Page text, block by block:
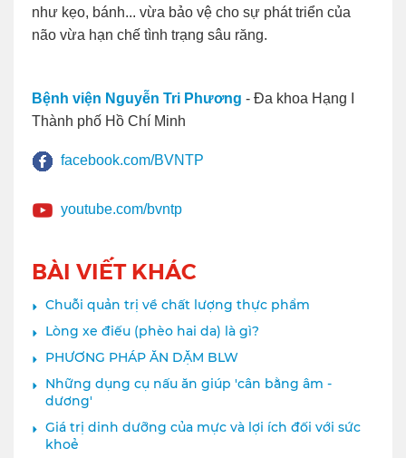
như kẹo, bánh... vừa bảo vệ cho sự phát triển của
não vừa hạn chế tình trạng sâu răng.
Bệnh viện Nguyễn Tri Phương - Đa khoa Hạng I
Thành phố Hồ Chí Minh
facebook.com/BVNTP
youtube.com/bvntp
BÀI VIẾT KHÁC
Chuỗi quản trị về chất lượng thực phẩm
Lòng xe điếu (phèo hai da) là gì?
PHƯƠNG PHÁP ĂN DẶM BLW
Những dụng cụ nấu ăn giúp 'cân bằng âm -
dương'
Giá trị dinh dưỡng của mực và lợi ích đối với sức
khoẻ